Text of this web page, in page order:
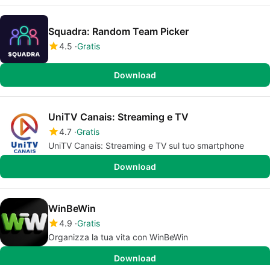
Squadra: Random Team Picker
4.5 Gratis
Download
UniTV Canais: Streaming e TV
4.7 Gratis
UniTV Canais: Streaming e TV sul tuo smartphone
Download
WinBeWin
4.9 Gratis
Organizza la tua vita con WinBeWin
Download